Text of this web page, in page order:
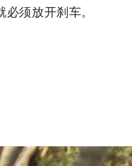
须放开刹车。